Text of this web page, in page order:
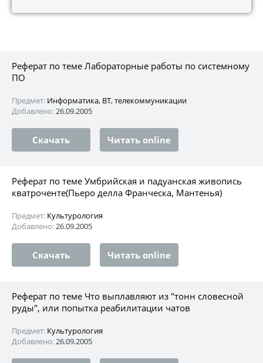
Реферат по теме Лабораторные работы по системному
ПО
Предмет: Информатика, ВТ, телекоммуникации
Добавлено:26.09.2005
Скачать Читать online
Реферат по теме Умбрийская и падуанская живопись
кватроченте(Пьеро делла Франческа, Мантенья)
Предмет: Культурология
Добавлено:26.09.2005
Скачать Читать online
Реферат по теме Что выплавляют из "тонн словесной
руды", или попытка реабилитации чатов
Предмет: Культурология
Добавлено:26.09.2005